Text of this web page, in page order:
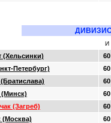
И
(Хельсинки)
60
Петербург)
60
60
60
(Загреб)
60
(Москва)
60